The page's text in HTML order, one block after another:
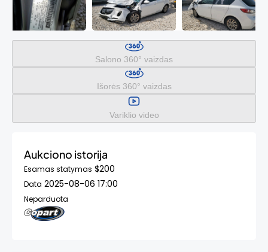
Salono 360° vaizdas
Išorės 360° vaizdas
Variklio video
Aukciono istorija
Esamas statymas $200
Data 2025-08-06 17:00
Neparduota